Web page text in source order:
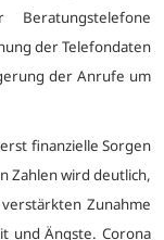
Beratungstelefone
der Telefondaten
der Anrufe um
finanzielle Sorgen
Zahlen wird deutlich,
Zunahme
und Ängste. Corona